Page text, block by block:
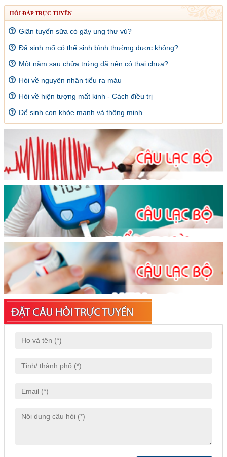
HỎI ĐÁP TRỰC TUYẾN
Giãn tuyến sữa có gây ung thư vú?
Đã sinh mổ có thể sinh bình thường được không?
Một năm sau chửa trứng đã nên có thai chưa?
Hỏi về nguyên nhân tiểu ra máu
Hỏi về hiện tượng mất kinh - Cách điều trị
Để sinh con khỏe mạnh và thông minh